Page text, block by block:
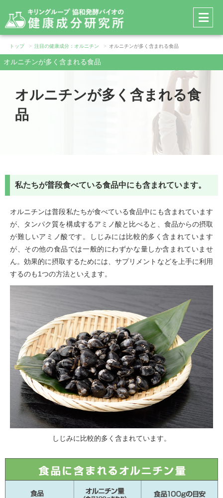
メ
ニ
ュ
を
く
トップ 注目の健康成分：オルニチン オルニチンが多く含まれる食品
オルニチンが多く含まれる食品
オルニチンが多く含まれる食
品
私たちが普段食べている食品中にも含まれています。
オルニチンは普段私たちが食べている食品中にも含まれています
が、タンパク質を構成するアミノ酸と比べると、食品からの摂取
が難しいアミノ酸です。しじみには比較的多く含まれています
が、その他の食品では一般的にわずかな量しか含まれていませ
ん。効果的に摂取するためには、サプリメントなどを上手に利用
するのも1つの方法といえます。
しじみに比較的多く含まれています。